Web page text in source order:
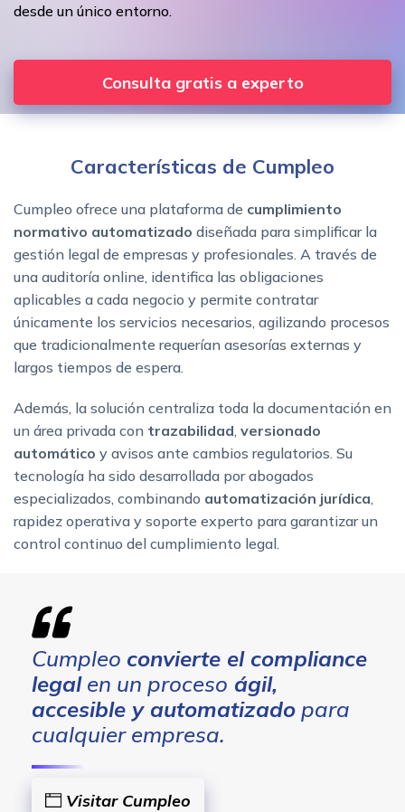
desde un único entorno.
Consulta gratis a experto
Características de Cumpleo
Cumpleo ofrece una plataforma de cumplimiento
normativo automatizado diseñada para simplificar la
gestión legal de empresas y profesionales. A través de
una auditoría online, identifica las obligaciones
aplicables a cada negocio y permite contratar
únicamente los servicios necesarios, agilizando procesos
que tradicionalmente requerían asesorías externas y
largos tiempos de espera.
Además, la solución centraliza toda la documentación en
un área privada con trazabilidad versionado
automático y avisos ante cambios regulatorios. Su
tecnología ha sido desarrollada por abogados
especializados, combinando automatización jurídica
rapidez operativa y soporte experto para garantizar un
control continuo del cumplimiento legal.
Cumpleo convierte el compliance
legalen un proceso ágil,
accesible y automatizado para
cualquier empresa.
Visitar Cumpleo